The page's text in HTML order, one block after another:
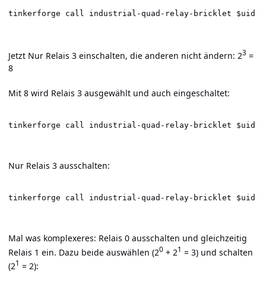
tinkerforge call industrial-quad-relay-bricklet $uid
Jetzt Nur Relais 3 einschalten, die anderen nicht ändern: 23 =
8
Mit 8 wird Relais 3 ausgewählt und auch eingeschaltet:
tinkerforge call industrial-quad-relay-bricklet $uid
Nur Relais 3 ausschalten:
tinkerforge call industrial-quad-relay-bricklet $uid
Mal was komplexeres: Relais 0 ausschalten und gleichzeitig
Relais 1 ein. Dazu beide auswählen (20 + 21 = 3) und schalten
(21 = 2):